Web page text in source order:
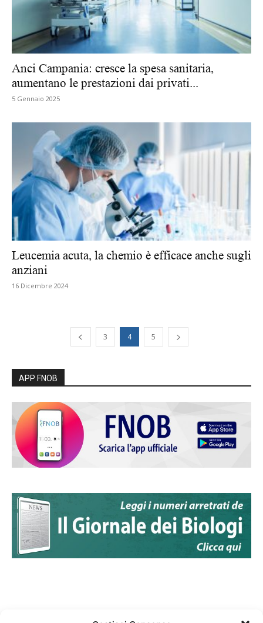
Anci Campania: cresce la spesa sanitaria,
aumentano le prestazioni dai privati...
5 Gennaio 2025
Leucemia acuta, la chemio è efficace anche sugli
anziani
16 Dicembre 2024
3 4 5
APP FNOB